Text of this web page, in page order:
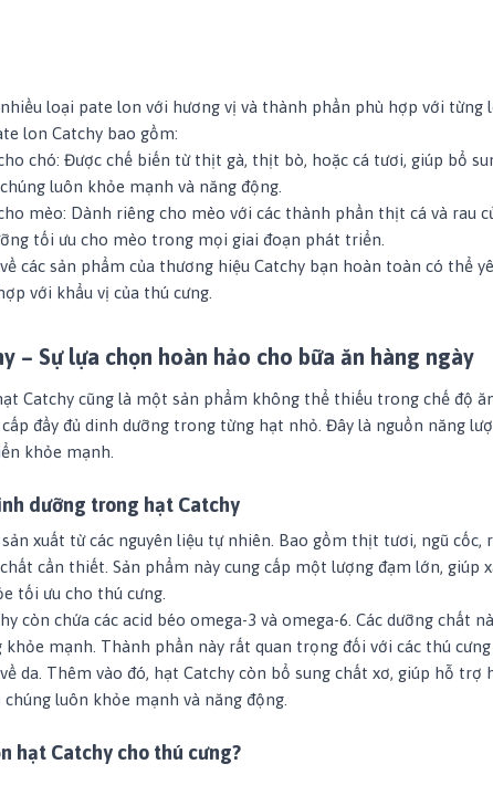
loại pate lon với hương vị và thành phần phù hợp với từng
lon Catchy bao gồm:
chó: Được chế biến từ thịt gà, thịt bò, hoặc cá tươi, giúp bổ
luôn khỏe mạnh và năng động.
mèo: Dành riêng cho mèo với các thành phần thịt cá và rau
tối ưu cho mèo trong mọi giai đoạn phát triển.
các sản phẩm của thương hiệu Catchy bạn hoàn toàn có thể
với khẩu vị của thú cưng.
– Sự lựa chọn hoàn hảo cho bữa ăn hàng ngày
Catchy cũng là một sản phẩm không thể thiếu trong chế độ
đầy đủ dinh dưỡng trong từng hạt nhỏ. Đây là nguồn năng
khỏe mạnh.
dưỡng trong hạt Catchy
xuất từ các nguyên liệu tự nhiên. Bao gồm thịt tươi, ngũ cốc,
cần thiết. Sản phẩm này cung cấp một lượng đạm lớn, giúp
tối ưu cho thú cưng.
còn chứa các acid béo omega-3 và omega-6. Các dưỡng chất
khỏe mạnh. Thành phần này rất quan trọng đối với các thú
da. Thêm vào đó, hạt Catchy còn bổ sung chất xơ, giúp hỗ trợ
chúng luôn khỏe mạnh và năng động.
hạt Catchy cho thú cưng?